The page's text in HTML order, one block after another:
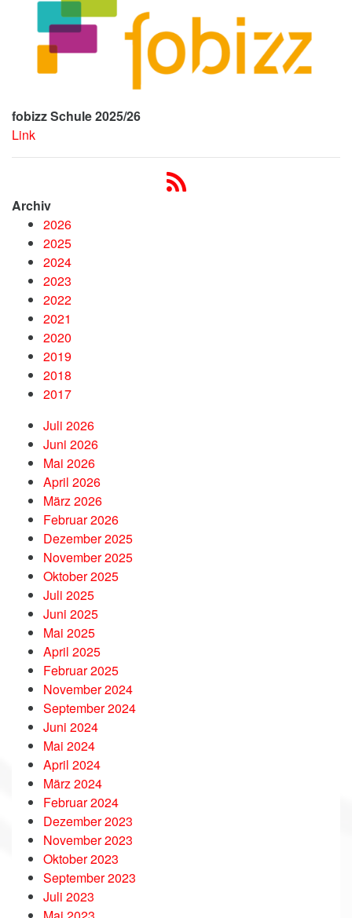
fobizz Schule 2025/26
Link
Archiv
2026
2025
2024
2023
2022
2021
2020
2019
2018
2017
Juli 2026
Juni 2026
Mai 2026
April 2026
März 2026
Februar 2026
Dezember 2025
November 2025
Oktober 2025
Juli 2025
Juni 2025
Mai 2025
April 2025
Februar 2025
November 2024
September 2024
Juni 2024
Mai 2024
April 2024
März 2024
Februar 2024
Dezember 2023
November 2023
Oktober 2023
September 2023
Juli 2023